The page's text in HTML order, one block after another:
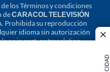
losTérminos y condiciones
deCARACOL TELEVISIÓN
Prohibida su reproducción
idioma sin autorización
or in part, or translation